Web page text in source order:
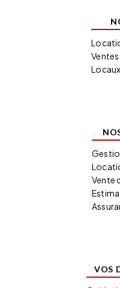
Ventes
Vente
VOS